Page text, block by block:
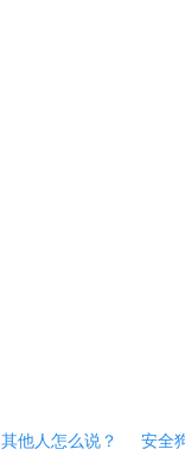
其他人怎么说？ 安全